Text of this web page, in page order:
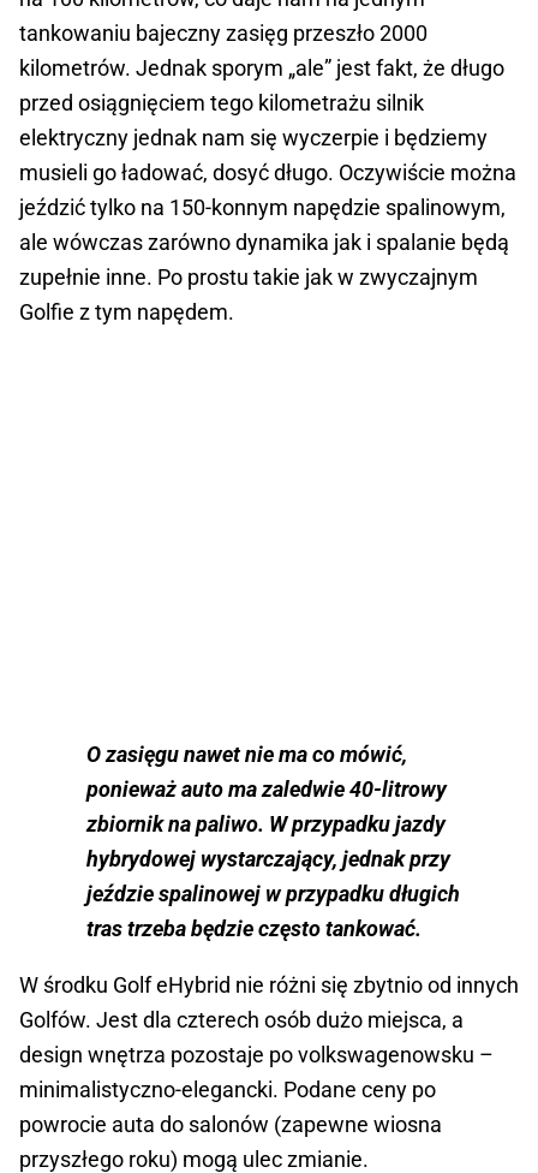
tankowaniu bajeczny zasięg przeszło 2000
kilometrów. Jednak sporym „ale” jest fakt, że długo
przed osiągnięciem tego kilometrażu silnik
elektryczny jednak nam się wyczerpie i będziemy
musieli go ładować, dosyć długo. Oczywiście można
jeździć tylko na 150-konnym napędzie spalinowym,
ale wówczas zarówno dynamika jak i spalanie będą
zupełnie inne. Po prostu takie jak w zwyczajnym
Golfie z tym napędem.
O zasięgu nawet nie ma co mówić,
ponieważ auto ma zaledwie 40-litrowy
zbiornik na paliwo. W przypadku jazdy
hybrydowej wystarczający, jednak przy
jeździe spalinowej w przypadku długich
tras trzeba będzie często tankować.
W środku Golf eHybrid nie różni się zbytnio od innych
Golfów. Jest dla czterech osób dużo miejsca, a
design wnętrza pozostaje po volkswagenowsku –
minimalistyczno-elegancki. Podane ceny po
powrocie auta do salonów (zapewne wiosna
przyszłego roku) mogą ulec zmianie.